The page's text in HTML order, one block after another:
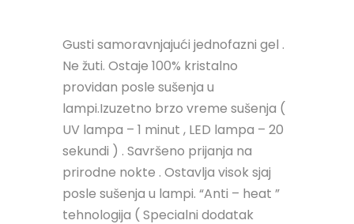
Gusti samoravnjajući jednofazni gel .
Ne žuti. Ostaje 100% kristalno
providan posle sušenja u
lampi.Izuzetno brzo vreme sušenja (
UV lampa – 1 minut , LED lampa – 20
sekundi ) . Savršeno prijanja na
prirodne nokte . Ostavlja visok sjaj
posle sušenja u lampi. “Anti – heat ”
tehnologija ( Specialni dodatak